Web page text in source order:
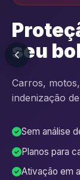
seu
Carros,
indenização
Sem análise
Planos para
Ativação em